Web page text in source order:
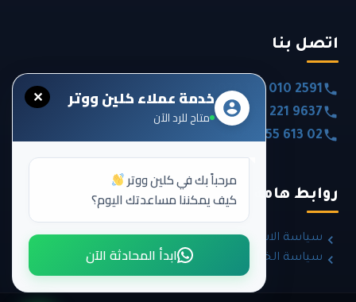
اتصل بنا
0020 101 010 2591
0020 120 221 9637
0020 355 613 02
روابط هامة
سياسة الاسترداد والإرجاع
سياسة الخصوصية
✕ خدمة عملاء كلين ووتر
متاح للرد الآن
مرحباً بك في كلين ووتر
كيف يمكننا مساعدتك اليوم؟
ابدأ المحادثة الآن